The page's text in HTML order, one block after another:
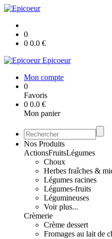
0
0 0.0 €
Epicoeur
Mon compte
0
Favoris
0 0.0 €
Mon panier
Nos Produits
ActionsFruitsLégumes
Choux
Herbes fraîches &
Légumes racines
Légumes-fruits
Légumineuses
Voir plus...
Crèmerie
Crème dessert
Fromages au lait de